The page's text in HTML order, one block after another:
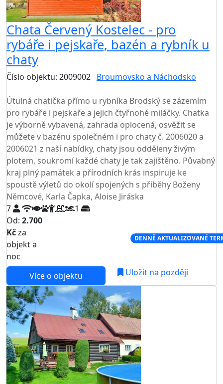
Chata Červený Kostelec - pro
rybáře i pejskaře, bazén a rybník u
chaty
Číslo objektu: 2009002 Broumovsko a Náchodsko
Útulná chatička přímo u rybníka Brodský se zázemím
pro rybáře i pejskaře a jejich čtyřnohé miláčky. Chatka
je výborně vybavená, zahrada oplocená, osvěžit se
můžete v bazénu společném i pro chaty č. 2006020 a
2006021 z naší nabídky, chaty jsou odděleny živým
plotem, soukromí každé chaty je tak zajištěno. Půvabný
kraj plný památek a přírodních krás inspiruje ke
spoustě výletů do okolí spojených s příběhy Boženy
Němcové, Karla Čapka, Aloise Jiráska
7
1
Od: 2.700
Kčza
objekt a
noc
DENNĚ AKTUALIZOVANÉ
Více o objektu Uložit na později